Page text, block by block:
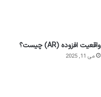
واقعیت افزوده (AR) چیست؟
می 11, 2025